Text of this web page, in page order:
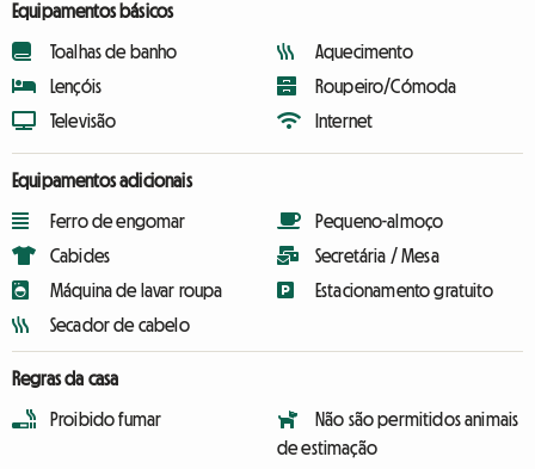
Equipamentos básicos
Toalhas de banho
Lençóis
Televisão
Aquecimento
Roupeiro/Cómoda
Internet
Equipamentos adicionais
Ferro de engomar
Cabides
Máquina de lavar roupa
Secador de cabelo
Pequeno-almoço
Secretária / Mesa
Estacionamento gratuito
Regras da casa
Proibido fumar
Não são permitidos animais
de estimação